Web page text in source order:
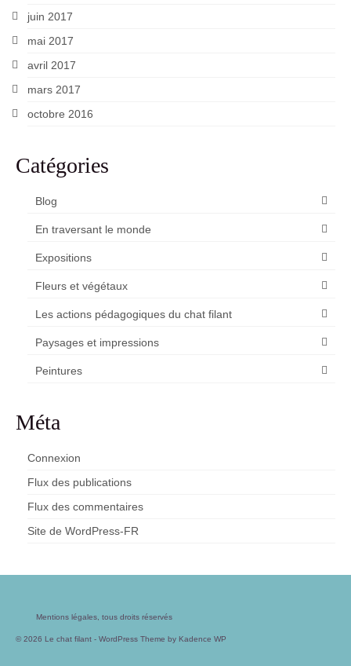
juin 2017
mai 2017
avril 2017
mars 2017
octobre 2016
Catégories
Blog
En traversant le monde
Expositions
Fleurs et végétaux
Les actions pédagogiques du chat filant
Paysages et impressions
Peintures
Méta
Connexion
Flux des publications
Flux des commentaires
Site de WordPress-FR
Mentions légales, tous droits réservés
© 2026 Le chat filant - WordPress Theme by Kadence WP